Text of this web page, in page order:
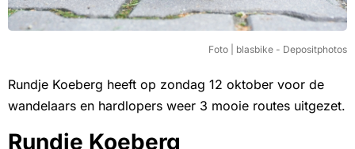
Foto | blasbike - Depositphotos
Rundje Koeberg heeft op zondag 12 oktober voor de
wandelaars en hardlopers weer 3 mooie routes uitgezet.
Rundje Koeberg